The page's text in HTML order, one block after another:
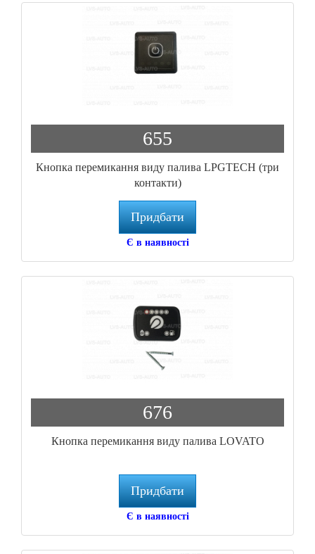
655
Кнопка перемикання виду палива LPGTECH (три
контакти)
Придбати
Є в наявності
676
Кнопка перемикання виду палива LOVATO
Придбати
Є в наявності